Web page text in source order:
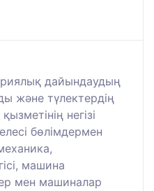
дайындаудың
және түлектердің
негізі
бөлімдермен
машина
мен машиналар